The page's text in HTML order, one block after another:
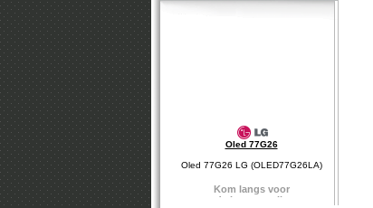
Oled 77G26
Oled 77G26 LG (OLED77G26LA)